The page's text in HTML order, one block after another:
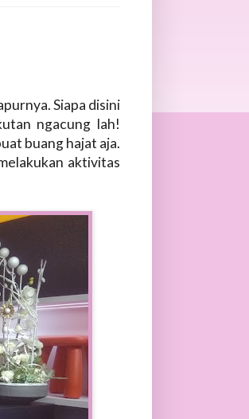
Siapa disini
ngacung lah!
buang hajat aja.
aktivitas